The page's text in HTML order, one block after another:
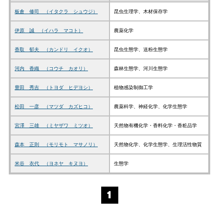
板倉 修司 （イタクラ シュウジ） 昆虫生理学、木材保存学
伊原 誠 （イハラ マコト） 農薬化学
香取 郁夫 （カンドリ イクオ） 昆虫生態学、送粉生態学
河内 香織 （コウチ カオリ） 森林生態学、河川生態学
豊田 秀吉 （トヨダ ヒデヨシ） 植物感染制御工学
松田 一彦 （マツダ カズヒコ） 農薬科学、神経化学、化学生態学
宮澤 三雄 （ミヤザワ ミツオ） 天然物有機化学・香料化学・香粧品学
森本 正則 （モリモト マサノリ） 天然物化学、化学生態学、生理活性物質
米谷 衣代 （ヨネヤ キヌヨ） 生態学
1